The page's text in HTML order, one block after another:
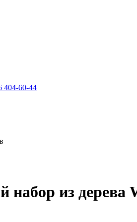
404-60-44
набор из дерева